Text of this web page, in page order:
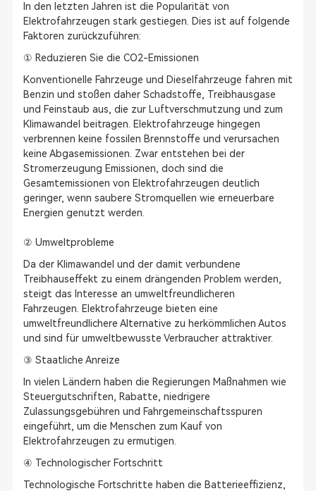
In den letzten Jahren ist die Popularität von
Elektrofahrzeugen stark gestiegen. Dies ist auf folgende
Faktoren zurückzuführen:
① Reduzieren Sie die CO2-Emissionen
Konventionelle Fahrzeuge und Dieselfahrzeuge fahren mit
Benzin und stoßen daher Schadstoffe, Treibhausgase
und Feinstaub aus, die zur Luftverschmutzung und zum
Klimawandel beitragen. Elektrofahrzeuge hingegen
verbrennen keine fossilen Brennstoffe und verursachen
keine Abgasemissionen. Zwar entstehen bei der
Stromerzeugung Emissionen, doch sind die
Gesamtemissionen von Elektrofahrzeugen deutlich
geringer, wenn saubere Stromquellen wie erneuerbare
Energien genutzt werden.
② Umweltprobleme
Da der Klimawandel und der damit verbundene
Treibhauseffekt zu einem drängenden Problem werden,
steigt das Interesse an umweltfreundlicheren
Fahrzeugen. Elektrofahrzeuge bieten eine
umweltfreundlichere Alternative zu herkömmlichen Autos
und sind für umweltbewusste Verbraucher attraktiver.
③ Staatliche Anreize
In vielen Ländern haben die Regierungen Maßnahmen wie
Steuergutschriften, Rabatte, niedrigere
Zulassungsgebühren und Fahrgemeinschaftsspuren
eingeführt, um die Menschen zum Kauf von
Elektrofahrzeugen zu ermutigen.
④ Technologischer Fortschritt
Technologische Fortschritte haben die Batterieeffizienz,